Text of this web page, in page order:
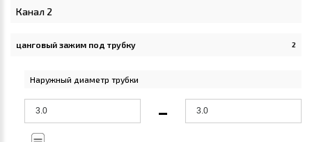
Канал 2
цанговый зажим под трубку 2
Apply цанговый зажим под трубку filter
Наружный диаметр трубки
-